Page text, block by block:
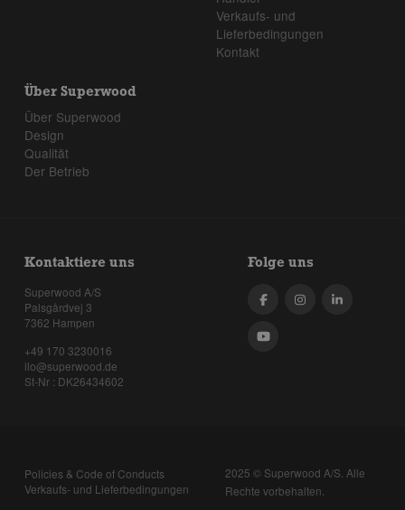
Verkaufs- und
Lieferbedingungen
Kontakt
Über Superwood
Über Superwood
Design
Qualität
Der Betrieb
Kontaktiere uns
Superwood A/S
Palsgårdvej 3
7362 Hampen
+49 170 3230016
ilo@superwood.de
St-Nr : DK26434602
Folge uns
Policies & Code of Conducts
Verkaufs- und Lieferbedingungen
2025 © Superwood A/S. Alle
Rechte vorbehalten.